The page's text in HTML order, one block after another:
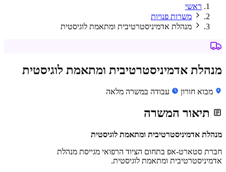
ראשי
משרות פנויות
מנהלת אדמיניסטרטיבית ומתאמת לוגיסטית
מנהלת אדמיניסטרטיבית ומתאמת לוגיסטית
מבוא חורון עבודה במשרה מלאה
תיאור המשרה
מנהלת אדמיניסטרטיבית ומתאמת לוגיסטית
חברת סטארט-אפ בתחום הציוד הרפואי מגייסת מנהלת
אדמיניסטרטיבית ומתאמת לוגיסטית.